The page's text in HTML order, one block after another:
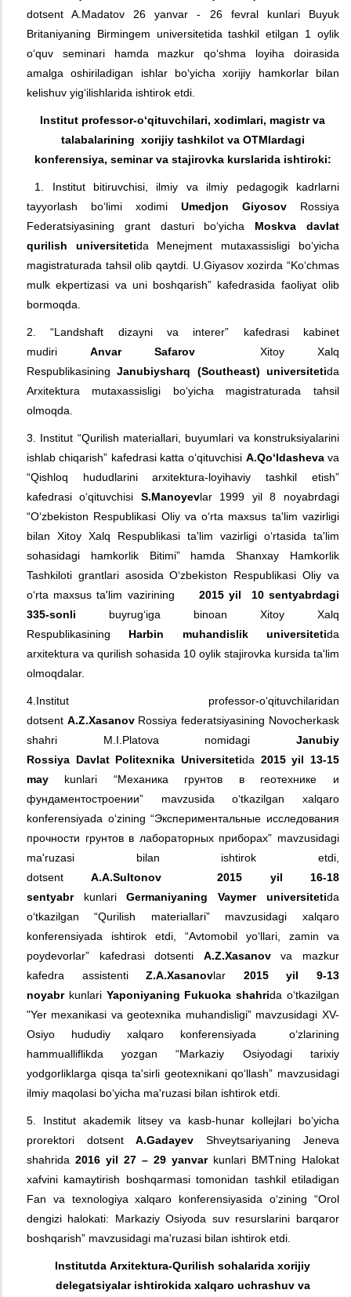
dotsent A.Madatov 26 yanvar - 26 fevral kunlari Buyuk
Britaniyaning Birmingem universitetida tashkil etilgan 1 oylik
o‘quv seminari hamda mazkur qo‘shma loyiha doirasida
amalga oshiriladigan ishlar bo‘yicha xorijiy hamkorlar bilan
kelishuv yig‘ilishlarida ishtirok etdi.
Institut professor-o‘qituvchilari, xodimlari, magistr va
talabalarining xorijiy tashkilot va OTMlardagi
konferensiya, seminar va stajirovka kurslarida ishtiroki:
1. Institut bitiruvchisi, ilmiy va ilmiy pedagogik kadrlarni
tayyorlash bo‘limi xodimi Umedjon GiyosovRossiya
Federatsiyasining grant dasturi bo‘yicha Moskva davlat
qurilish universitetida Menejment mutaxassisligi bo‘yicha
magistraturada tahsil olib qaytdi. U.Giyasov xozirda “Ko‘chmas
mulk ekpertizasi va uni boshqarish” kafedrasida faoliyat olib
bormoqda.
2. “Landshaft dizayni va interer” kafedrasi kabinet
mudiri Anvar SafarovXitoy Xalq
RespublikasiningJanubiysharq (Southeast) universitetida
Arxitektura mutaxassisligi bo‘yicha magistraturada tahsil
olmoqda.
3. Institut “Qurilish materiallari, buyumlari va konstruksiyalarini
ishlab chiqarish” kafedrasi katta o‘qituvchisi A.Qo‘ldashevava
“Qishloq hududlarini arxitektura-loyihaviy tashkil etish”
kafedrasi o‘qituvchisi S.Manoyevlar 1999 yil 8 noyabrdagi
“O‘zbekiston Respublikasi Oliy va o‘rta maxsus ta'lim vazirligi
bilan Xitoy Xalq Respublikasi ta'lim vazirligi o‘rtasida ta'lim
sohasidagi hamkorlik Bitimi” hamda Shanxay Hamkorlik
Tashkiloti grantlari asosida O‘zbekiston Respublikasi Oliy va
o‘rta maxsus ta'lim vazirining 2015 yil 10 sentyabrdagi
335-sonli buyrug‘iga binoan Xitoy Xalq
Respublikasining Harbin muhandislik universitetida
arxitektura va qurilish sohasida 10 oylik stajirovka kursida ta'lim
olmoqdalar.
4.Institut professor-o‘qituvchilaridan
dotsent A.Z.XasanovRossiya federatsiyasining Novocherkask
shahri M.I.Platova nomidagi Janubiy
Rossiya Davlat Politexnika Universitetida 2015 yil 13-15
maykunlari “Механика грунтов в геотехнике и
фундаментостроении” mavzusida o‘tkazilgan xalqaro
konferensiyada o‘zining “Экспериментальные исследования
прочности грунтов в лабораторных приборах” mavzusidagi
ma'ruzasi bilan ishtirok etdi,
dotsentA.A.Sultonov 2015 yil
16-18
sentyabr kunlariGermaniyaning Vaymer universitetida
o‘tkazilgan “Qurilish materiallari” mavzusidagi xalqaro
konferensiyada ishtirok etdi, “Avtomobil yo‘llari, zamin va
poydevorlar” kafedrasi dotsenti A.Z.Xasanovva mazkur
kafedra assistentiZ.A.Xasanovlar 2015yil
9-13
noyabrkunlari Yaponiyaning Fukuoka shahrida o‘tkazilgan
"Yer mexanikasi va geotexnika muhandisligi” mavzusidagi XV-
Osiyo hududiy xalqaro konferensiyada o‘zlarining
hammualliflikda yozgan “Markaziy Osiyodagi tarixiy
yodgorliklarga qisqa ta'sirli geotexnikani qo‘llash” mavzusidagi
ilmiy maqolasi bo‘yicha ma'ruzasi bilan ishtirok etdi.
5. Institut akademik litsey va kasb-hunar kollejlari bo‘yicha
prorektori dotsentA.Gadayev Shveytsariyaning Jeneva
shahrida 2016 yil 27 – 29 yanvarkunlari BMTning Halokat
xafvini kamaytirish boshqarmasi tomonidan tashkil etiladigan
Fan va texnologiya xalqaro konferensiyasida o‘zining “Orol
dengizi halokati: Markaziy Osiyoda suv resurslarini barqaror
boshqarish” mavzusidagi ma'ruzasi bilan ishtirok etdi.
InstitutdaArxitektura-Qurilish sohalarida xorijiy
delegatsiyalar ishtirokida xalqaro uchrashuv va